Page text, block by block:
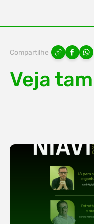
Compartilhe
Veja